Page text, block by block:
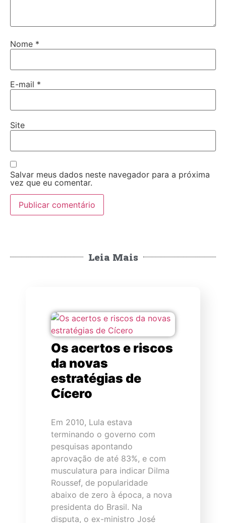
Nome *
E-mail *
Site
Salvar meus dados neste navegador para a próxima
vez que eu comentar.
Leia Mais
Os acertos e riscos
da novas
estratégias de
Cícero
Em 2010, Lula estava
terminando o governo com
pesquisas apontando
aprovação de até 83%, e com
musculatura para indicar Dilma
Roussef, de popularidade
abaixo de zero à época, a nova
presidenta do Brasil. Na
disputa, o ex-ministro José